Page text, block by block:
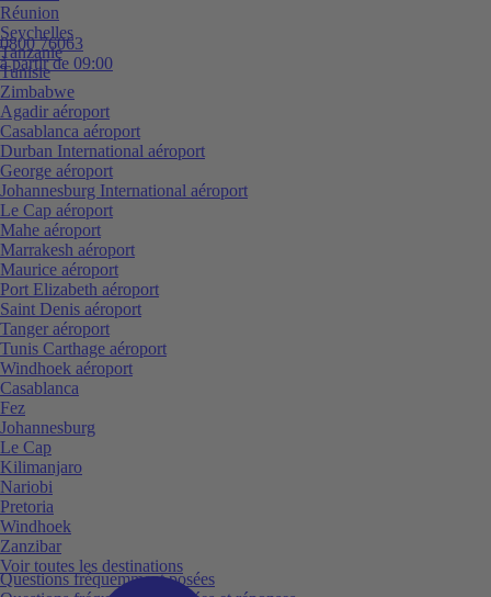
0800 76063
à partir de 09:00
Questions fréquemment posées
Réunion
Seychelles
Tanzanie
Tunisie
Zimbabwe
Agadir aéroport
Casablanca aéroport
Durban International aéroport
George aéroport
Johannesburg International aéroport
Le Cap aéroport
Mahe aéroport
Marrakesh aéroport
Maurice aéroport
Port Elizabeth aéroport
Saint Denis aéroport
Tanger aéroport
Tunis Carthage aéroport
Windhoek aéroport
Casablanca
Fez
Johannesburg
Le Cap
Kilimanjaro
Nariobi
Pretoria
Windhoek
Zanzibar
Voir toutes les destinations